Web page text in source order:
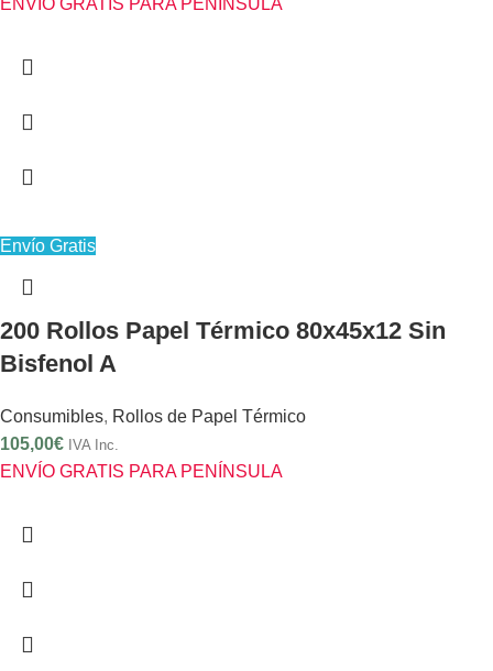
Envío Gratis
200 Rollos Papel Térmico 80x45x12 Sin
Bisfenol A
Consumibles, Rollos de Papel Térmico
105,00€ IVA Inc.
ENVÍO GRATIS PARA PENÍNSULA